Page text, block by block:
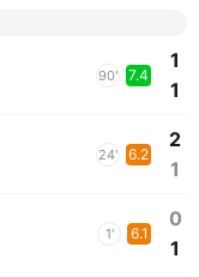
90' 7.4
1
1
24' 6.2
2
1
1' 6.1
0
1